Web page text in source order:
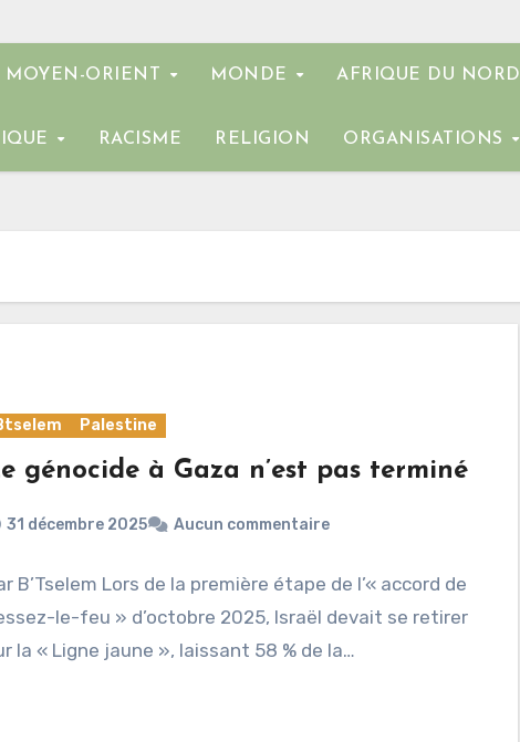
MOYEN-ORIENT MONDE AFRIQUE DU NORD
RACISME RELIGION ORGANISATIONS
Palestine
génocide à Gaza n’est pas terminé
31 décembre 2025 Aucun commentaire
B’Tselem Lors de la première étape de l’« accord de
le-feu » d’octobre 2025, Israël devait se retirer
la « Ligne jaune », laissant 58 % de la…